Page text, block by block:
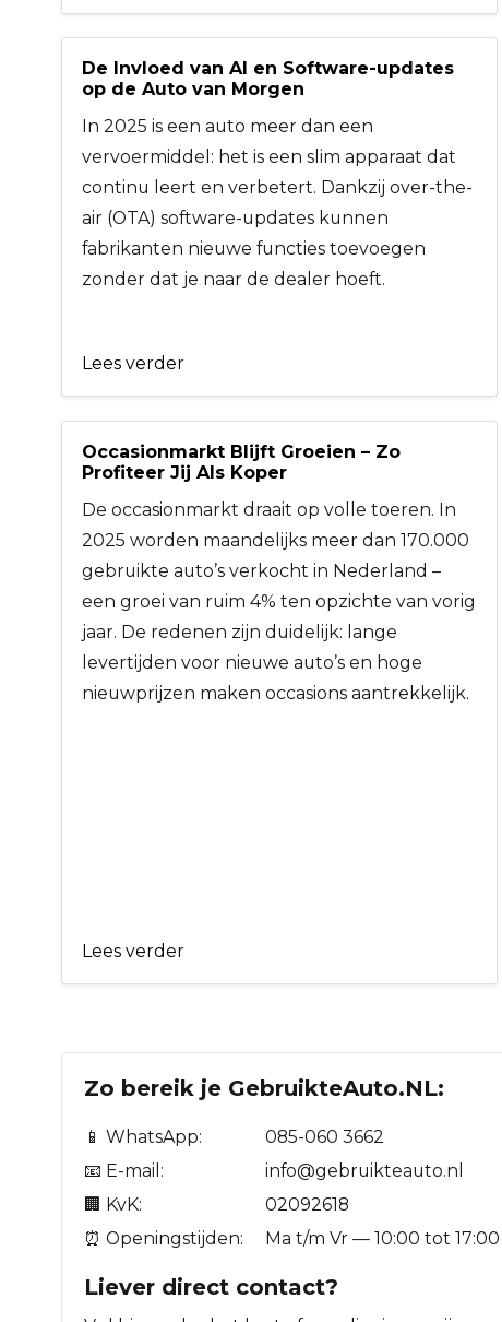
De Invloed van AI en Software-updates
op de Auto van Morgen
In 2025 is een auto meer dan een
vervoermiddel: het is een slim apparaat dat
continu leert en verbetert. Dankzij over-the-
air (OTA) software-updates kunnen
fabrikanten nieuwe functies toevoegen
zonder dat je naar de dealer hoeft.
Lees verder
Occasionmarkt Blijft Groeien – Zo
Profiteer Jij Als Koper
De occasionmarkt draait op volle toeren. In
2025 worden maandelijks meer dan 170.000
gebruikte auto’s verkocht in Nederland –
een groei van ruim 4% ten opzichte van vorig
jaar. De redenen zijn duidelijk: lange
levertijden voor nieuwe auto’s en hoge
nieuwprijzen maken occasions aantrekkelijk.
Lees verder
Zo bereik je GebruikteAuto.NL:
📱 WhatsApp:
085-060 3662
📧 E-mail:
info@gebruikteauto.nl
🏢 KvK:
02092618
⏰ Openingstijden:
Ma t/m Vr — 10:00 tot 17:00
Liever direct contact?